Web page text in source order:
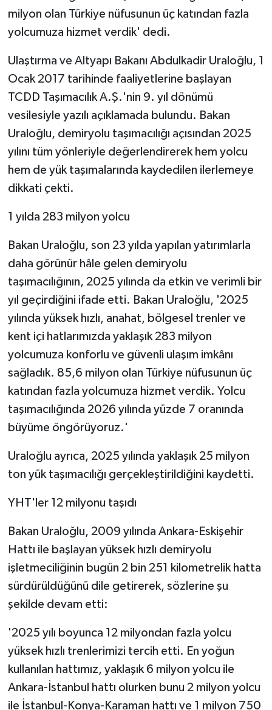
milyon olan Türkiye nüfusunun üç katından fazla
yolcumuza hizmet verdik' dedi.
Ulaştırma ve Altyapı Bakanı Abdulkadir Uraloğlu, 1
Ocak 2017 tarihinde faaliyetlerine başlayan
TCDD Taşımacılık A.Ş.'nin 9. yıl dönümü
vesilesiyle yazılı açıklamada bulundu. Bakan
Uraloğlu, demiryolu taşımacılığı açısından 2025
yılını tüm yönleriyle değerlendirerek hem yolcu
hem de yük taşımalarında kaydedilen ilerlemeye
dikkati çekti.
1 yılda 283 milyon yolcu
Bakan Uraloğlu, son 23 yılda yapılan yatırımlarla
daha görünür hâle gelen demiryolu
taşımacılığının, 2025 yılında da etkin ve verimli bir
yıl geçirdiğini ifade etti. Bakan Uraloğlu, '2025
yılında yüksek hızlı, anahat, bölgesel trenler ve
kent içi hatlarımızda yaklaşık 283 milyon
yolcumuza konforlu ve güvenli ulaşım imkânı
sağladık. 85,6 milyon olan Türkiye nüfusunun üç
katından fazla yolcumuza hizmet verdik. Yolcu
taşımacılığında 2026 yılında yüzde 7 oranında
büyüme öngörüyoruz.'
Uraloğlu ayrıca, 2025 yılında yaklaşık 25 milyon
ton yük taşımacılığı gerçekleştirildiğini kaydetti.
YHT'ler 12 milyonu taşıdı
Bakan Uraloğlu, 2009 yılında Ankara-Eskişehir
Hattı ile başlayan yüksek hızlı demiryolu
işletmeciliğinin bugün 2 bin 251 kilometrelik hatta
sürdürüldüğünü dile getirerek, sözlerine şu
şekilde devam etti:
'2025 yılı boyunca 12 milyondan fazla yolcu
yüksek hızlı trenlerimizi tercih etti. En yoğun
kullanılan hattımız, yaklaşık 6 milyon yolcu ile
Ankara-İstanbul hattı olurken bunu 2 milyon yolcu
ile İstanbul-Konya-Karaman hattı ve 1 milyon 750